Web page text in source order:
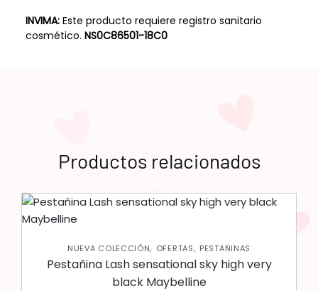
INVIMA:Este producto requiere registro sanitario
cosmético. NS0C86501-18C0
Productos relacionados
NUEVA COLECCIÓN, OFERTAS, PESTAÑINAS
Pestañina Lash sensational sky high very
black Maybelline